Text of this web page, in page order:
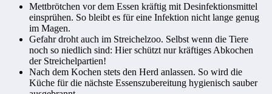
Mettbrötchen vor dem Essen kräftig mit Desinfektionsmittel
einsprühen. So bleibt es für eine Infektion nicht lange genug
im Magen.
Gefahr droht auch im Streichelzoo. Selbst wenn die Tiere
noch so niedlich sind: Hier schützt nur kräftiges Abkochen
der Streichelpartien!
Nach dem Kochen stets den Herd anlassen. So wird die
Küche für die nächste Essenszubereitung hygienisch sauber